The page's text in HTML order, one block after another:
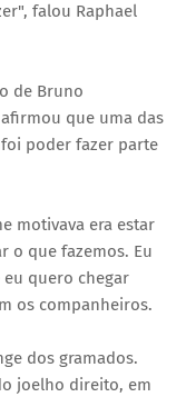
falou Raphael
de Bruno
que uma das
poder fazer parte
motivava era estar
o que fazemos. Eu
quero chegar
os companheiros.
dos gramados.
joelho direito, em